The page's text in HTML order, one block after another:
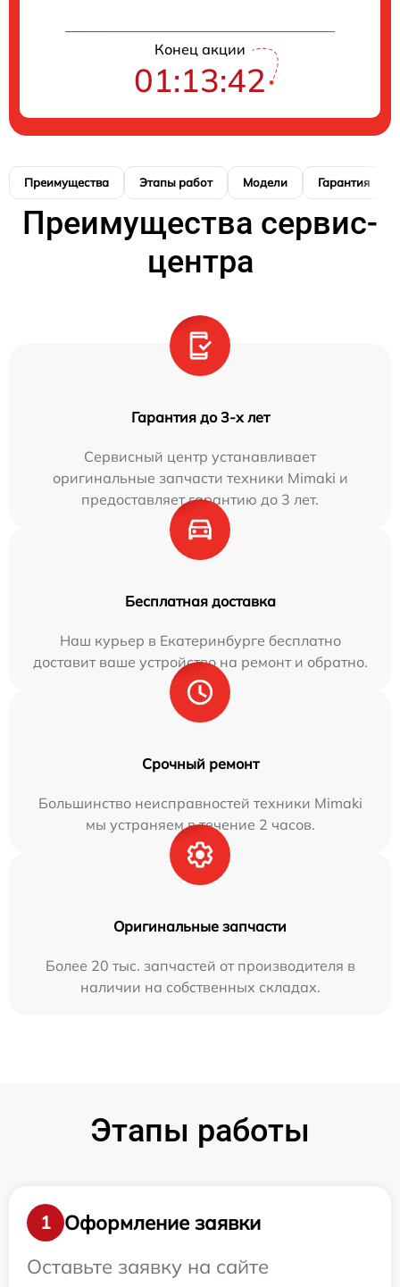
Конец акции
01:13:41
Преимущества Этапы работ Модели Гарантия
Преимущества сервис-
центра
Гарантия до 3-х лет
Сервисный центр устанавливает
оригинальные запчасти техники Mimaki и
предоставляет гарантию до 3 лет.
Бесплатная доставка
Наш курьер в Екатеринбурге бесплатно
доставит ваше устройство на ремонт и обратно.
Срочный ремонт
Большинство неисправностей техники Mimaki
мы устраняем в течение 2 часов.
Оригинальные запчасти
Более 20 тыс. запчастей от производителя в
наличии на собственных складах.
Этапы работы
1
Оформление заявки
Оставьте заявку на сайте